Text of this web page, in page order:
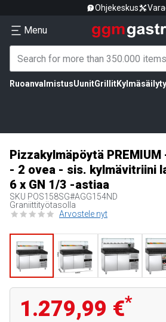
Ohjekeskus
Menu
RuoanvalmistusUunitGrillit
Pizzakylmäpöytä
- 2 ovea - sis. kylmävitriini
6 x GN 1/3 -astiaa
SKU POS158SG#AGG154ND
Graniittityötasolla
Arvostele nyt
1.279,99 €*